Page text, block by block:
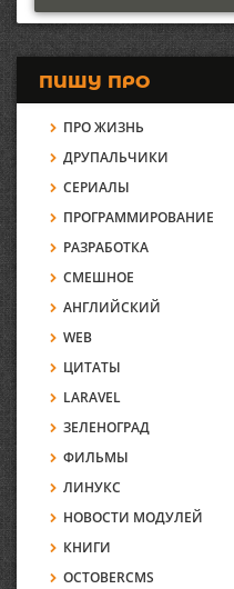
ПИШУ ПРО
ПРО ЖИЗНЬ
ДРУПАЛЬЧИКИ
СЕРИАЛЫ
ПРОГРАММИРОВАНИЕ
РАЗРАБОТКА
СМЕШНОЕ
АНГЛИЙСКИЙ
WEB
ЦИТАТЫ
LARAVEL
ЗЕЛЕНОГРАД
ФИЛЬМЫ
ЛИНУКС
НОВОСТИ МОДУЛЕЙ
КНИГИ
OCTOBERCMS